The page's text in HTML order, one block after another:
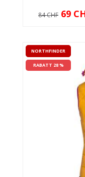
84 CHF 69
NORTHFINDER
RABATT 28 %